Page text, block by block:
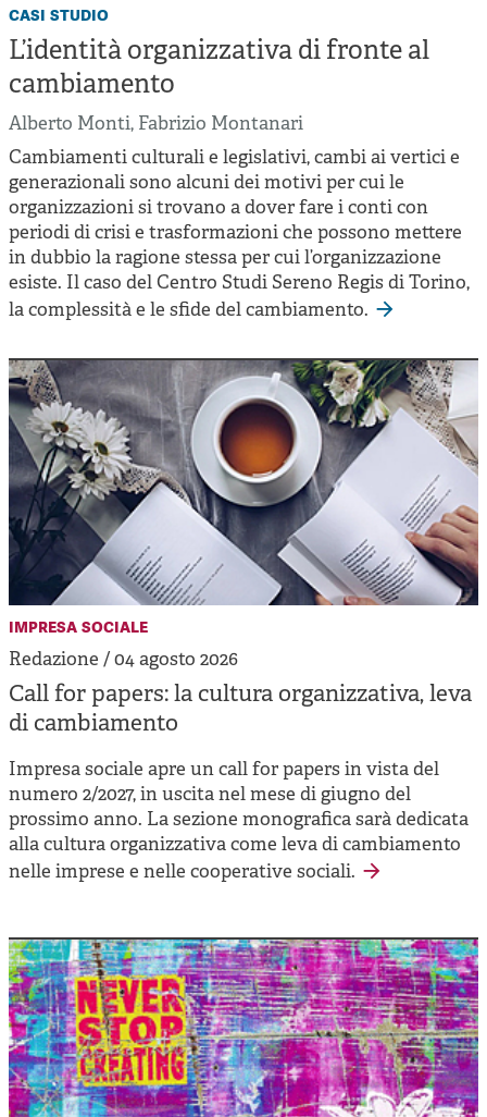
casi studio
L’identità organizzativa di fronte al
cambiamento
Alberto Monti, Fabrizio Montanari
Cambiamenti culturali e legislativi, cambi ai vertici e
generazionali sono alcuni dei motivi per cui le
organizzazioni si trovano a dover fare i conti con
periodi di crisi e trasformazioni che possono mettere
in dubbio la ragione stessa per cui l’organizzazione
esiste. Il caso del Centro Studi Sereno Regis di Torino,
la complessità e le sfide del cambiamento.
impresa sociale
Redazione / 04 agosto 2026
Call for papers: la cultura organizzativa, leva
di cambiamento
Impresa sociale apre un call for papers in vista del
numero 2/2027, in uscita nel mese di giugno del
prossimo anno. La sezione monografica sarà dedicata
alla cultura organizzativa come leva di cambiamento
nelle imprese e nelle cooperative sociali.